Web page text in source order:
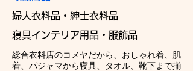
婦人衣料品・紳士衣料品
寝具インテリア用品・服飾品
​総合衣料店のコメヤだから、おしゃれ着、肌
着、パジャマから寝具、タオル、靴下まで揃